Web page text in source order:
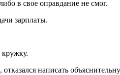
в свое оправдание не смог.
зарплаты.
написать